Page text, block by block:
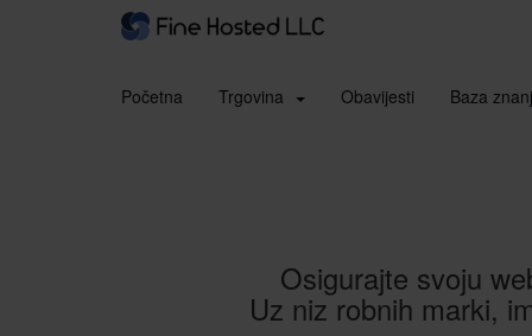
Početna Trgovina Obavijesti Baza
Osigurajte svoju
Uz niz robnih marki,